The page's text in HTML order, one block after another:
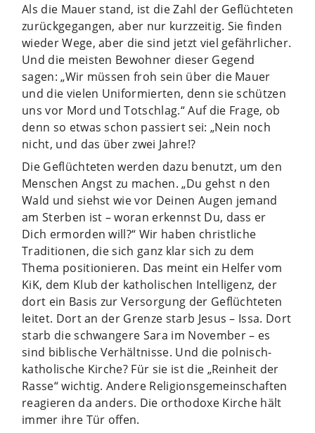
Als die Mauer stand, ist die Zahl der Geflüchteten
zurückgegangen, aber nur kurzzeitig. Sie finden
wieder Wege, aber die sind jetzt viel gefährlicher.
Und die meisten Bewohner dieser Gegend
sagen: „Wir müssen froh sein über die Mauer
und die vielen Uniformierten, denn sie schützen
uns vor Mord und Totschlag.“ Auf die Frage, ob
denn so etwas schon passiert sei: „Nein noch
nicht, und das über zwei Jahre!?
Die Geflüchteten werden dazu benutzt, um den
Menschen Angst zu machen. „Du gehst n den
Wald und siehst wie vor Deinen Augen jemand
am Sterben ist – woran erkennst Du, dass er
Dich ermorden will?“ Wir haben christliche
Traditionen, die sich ganz klar sich zu dem
Thema positionieren. Das meint ein Helfer vom
KiK, dem Klub der katholischen Intelligenz, der
dort ein Basis zur Versorgung der Geflüchteten
leitet. Dort an der Grenze starb Jesus – Issa. Dort
starb die schwangere Sara im November – es
sind biblische Verhältnisse. Und die polnisch-
katholische Kirche? Für sie ist die „Reinheit der
Rasse“ wichtig. Andere Religionsgemeinschaften
reagieren da anders. Die orthodoxe Kirche hält
immer ihre Tür offen.